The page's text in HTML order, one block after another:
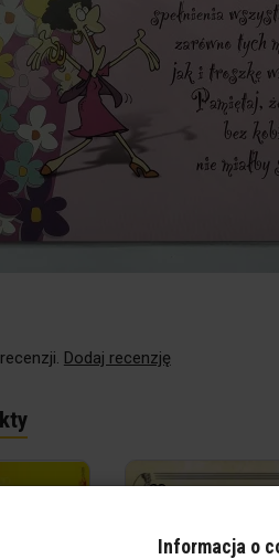
Dodaj recenzję
Informacja o